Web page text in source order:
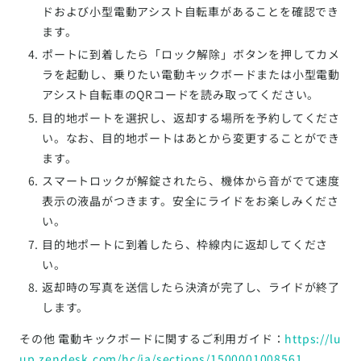
ドおよび小型電動アシスト自転車があることを確認でき
ます。
ポートに到着したら「ロック解除」ボタンを押してカメ
ラを起動し、乗りたい電動キックボードまたは小型電動
アシスト自転車のQRコードを読み取ってください。
目的地ポートを選択し、返却する場所を予約してくださ
い。なお、目的地ポートはあとから変更することができ
ます。
スマートロックが解錠されたら、機体から音がでて速度
表示の液晶がつきます。安全にライドをお楽しみくださ
い。
目的地ポートに到着したら、枠線内に返却してくださ
い。
返却時の写真を送信したら決済が完了し、ライドが終了
します。
その他 電動キックボードに関するご利用ガイド： https://lu